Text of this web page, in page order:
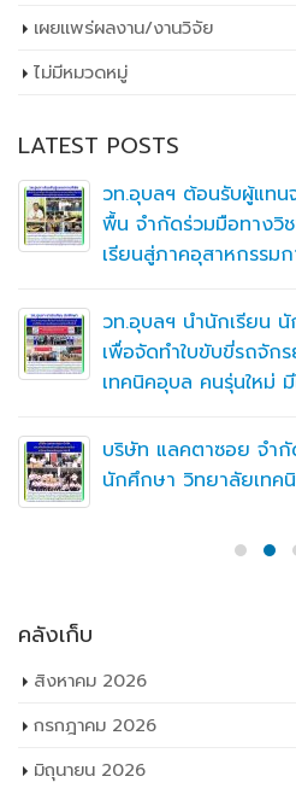
เผยเเพร่ผลงาน/งานวิจัย
ไม่มีหมวดหมู่
LATEST POSTS
วท.อุบลฯ ต้อนรับผู้แท
พื้น จำกัดร่วมมือทาง
เรียนสู่ภาคอุสาหกรรม
วท.อุบลฯ นำนักเรียน
เพื่อจัดทำใบขับขี่รถจัก
เทคนิคอุบล คนรุ่นใหม่
บริษัท แลคตาซอย จำ
นักศึกษา วิทยาลัยเทค
คลังเก็บ
สิงหาคม 2026
กรกฎาคม 2026
มิถุนายน 2026